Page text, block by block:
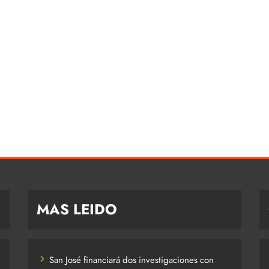
MAS LEIDO
San José financiará dos investigaciones con